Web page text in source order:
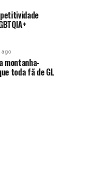
ago
montanha-
toda fã de GL